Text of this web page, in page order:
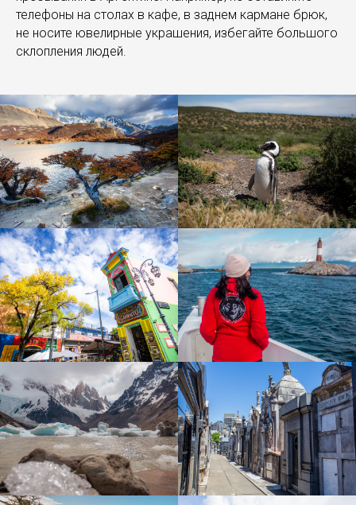
телефоны на столах в кафе, в заднем кармане брюк,
не носите ювелирные украшения, избегайте большого
склопления людей.